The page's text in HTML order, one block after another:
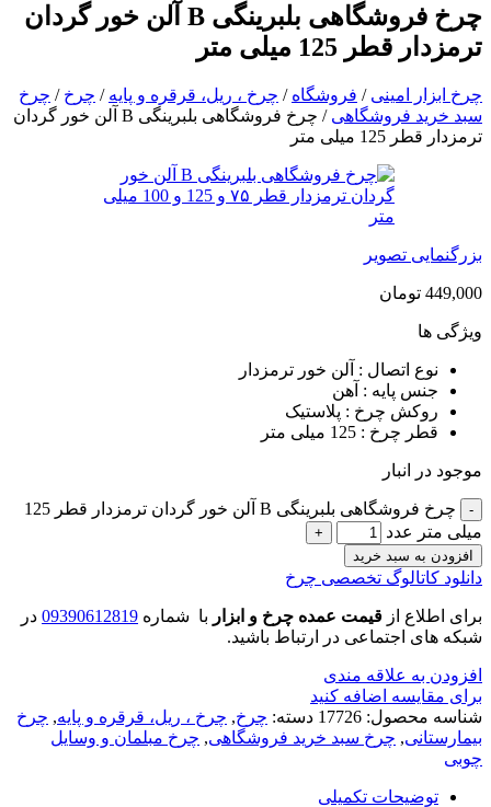
چرخ فروشگاهی بلبرینگی B آلن خور گردان
ترمزدار قطر 125 میلی متر
چرخ ابزار امینی / فروشگاه / چرخ ، ریل، قرقره و پایه / چرخ / چرخ
سبد خرید فروشگاهی /
چرخ فروشگاهی بلبرینگی B آلن خور گردان
ترمزدار قطر 125 میلی متر
بزرگنمایی تصویر
449,000 تومان
ویژگی ها
نوع اتصال : آلن خور ترمزدار
جنس پایه : آهن
روکش چرخ : پلاستیک
قطر چرخ : 125 میلی متر
موجود در انبار
چرخ فروشگاهی بلبرینگی B آلن خور گردان ترمزدار قطر 125
میلی متر عدد
افزودن به سبد خرید
دانلود کاتالوگ تخصصی چرخ
برای اطلاع از قیمت عمده چرخ و ابزار با شماره 09390612819 در
شبکه های اجتماعی در ارتباط باشید.
افزودن به علاقه مندی
برای مقایسه اضافه کنید
شناسه محصول: 17726 دسته: چرخ, چرخ ، ریل، قرقره و پایه, چرخ
بیمارستانی, چرخ سبد خرید فروشگاهی, چرخ مبلمان و وسایل
چوبی
توضیحات تکمیلی